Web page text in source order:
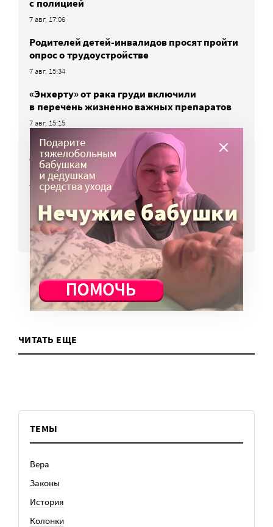
с полицией
7 авг, 17:06
Родителей детей-инвалидов просят пройти
опрос о трудоустройстве
7 авг, 15:34
«Энхерту» от рака груди включили
в перечень жизненно важных препаратов
7 авг, 15:15
НКО часто рискуют нарушить закон
о персональных данных. Как этого
избежать?
7 авг, 13:13
ВСЕ НОВОСТИ
ЧИТАТЬ ЕЩЕ
ТЕМЫ
Вера
Законы
История
Колонки